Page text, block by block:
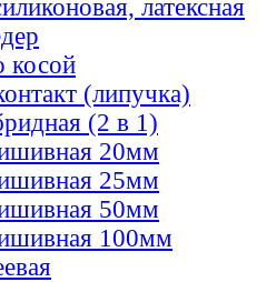
латексная
косой
(липучка)
(2 в 1)
20мм
25мм
50мм
100мм